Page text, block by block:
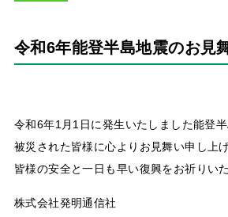
令和6年能登半島地震のお見
令和6年1月1日に発生いたしました能登
被災された皆様に心よりお見舞い申し上げ
皆様の安全と一日も早い復興をお祈りい
株式会社発明通信社